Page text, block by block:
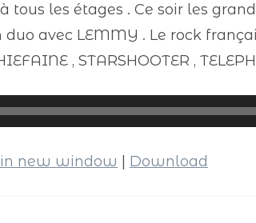
à tous les étages . Ce soir les
duo avec LEMMY . Le rock
, STARSHOOTER ,
new window Download